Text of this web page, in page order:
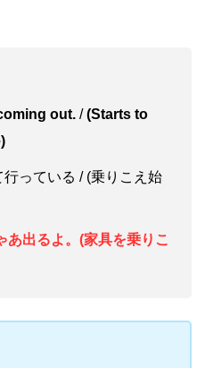
out. /(Starts to
っている / (乗りこえ始
あ出るよ。(家具を乗りこ